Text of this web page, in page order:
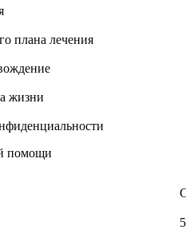
плана лечения
жизни
помощи